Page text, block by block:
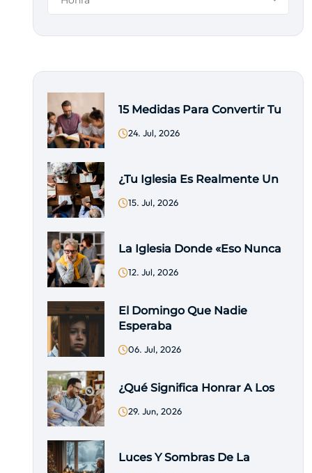
15 Medidas Para Convertir Tu
24. Jul, 2026
¿Tu Iglesia Es Realmente Un
15. Jul, 2026
La Iglesia Donde «eso Nunca
12. Jul, 2026
El Domingo Que Nadie
Esperaba
06. Jul, 2026
¿Qué Significa Honrar A Los
29. Jun, 2026
Luces Y Sombras De La